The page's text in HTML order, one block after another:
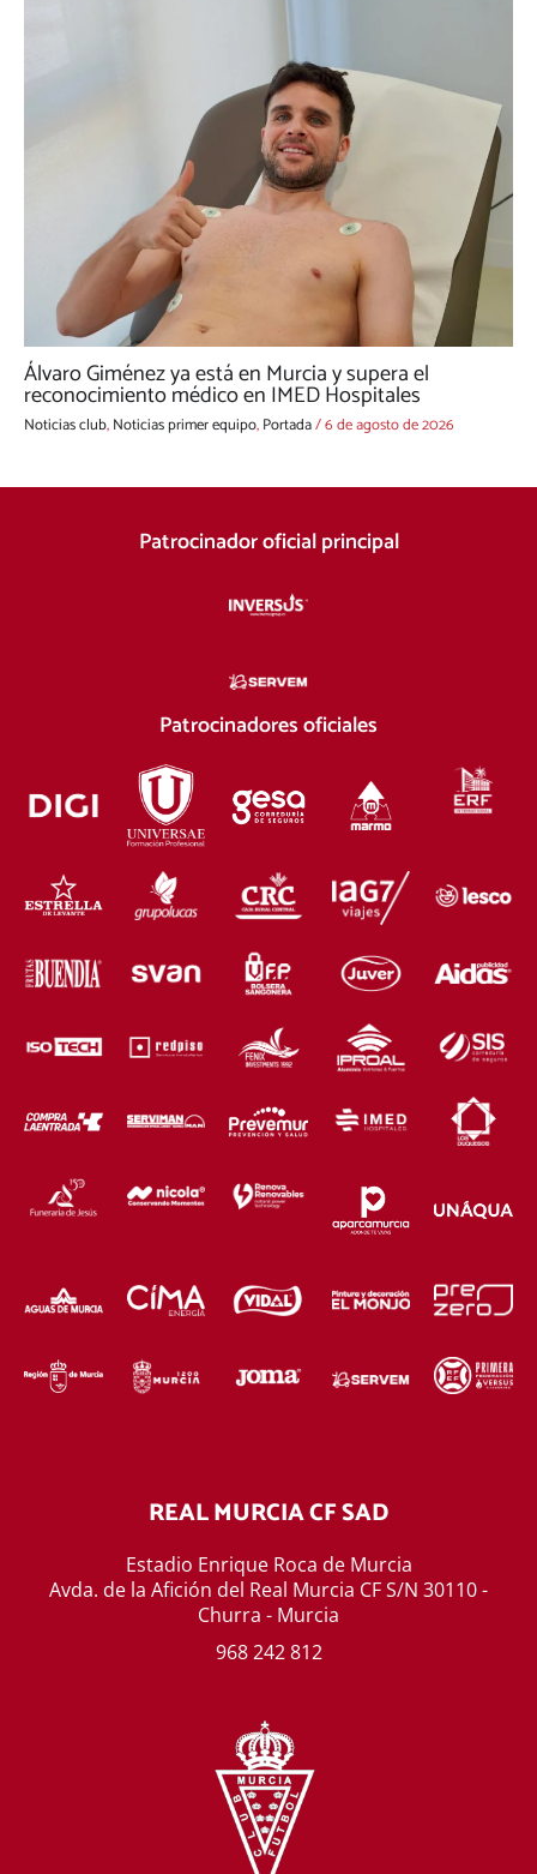
Álvaro Giménez ya está en Murcia y supera el
reconocimiento médico en IMED Hospitales
Noticias club,Noticias primer equipo,Portada/6 de agosto de 2026
Patrocinador oficial principal
Patrocinadores oficiales
REAL MURCIA CF SAD
Estadio Enrique Roca de Murcia
Avda. de la Afición del Real Murcia CF S/N 30110 -
Churra - Murcia
968 242 812